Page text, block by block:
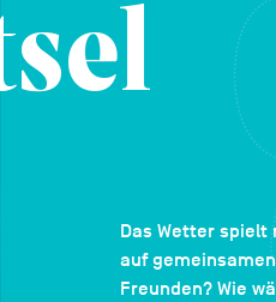
Das Wetter spielt
auf
Freunden? Wie